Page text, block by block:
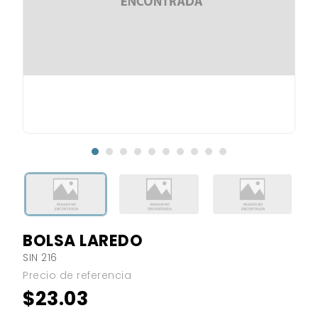
BOLSA LAREDO
SIN 216
Precio de referencia
$23.03